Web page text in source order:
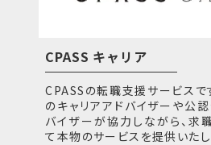
CPASS キャリア
CPASSの転職支援サービスで
のキャリアアドバイザーや公
バイザーが協力しながら、求
て本物のサービスを提供いたし